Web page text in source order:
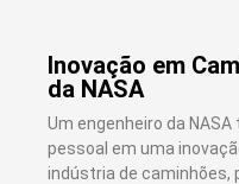
Inovação em
da NASA
Um engenheiro da
pessoal em uma
indústria de caminhões,